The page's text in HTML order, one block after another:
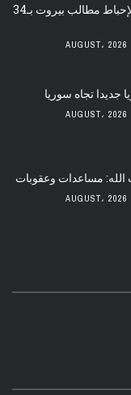
إسرائيل تحيي ملف يهود لبنان لإحباط مطالب بيروت بـ34
تجاه سوريا
مساعدات وعقوبات